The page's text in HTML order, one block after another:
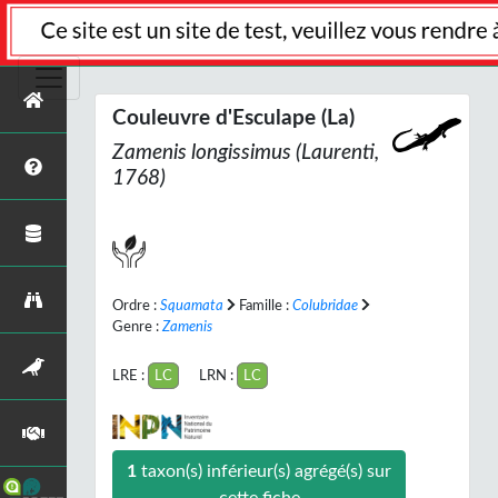
Couleuvre d'Esculape (La)
Zamenis longissimus (Laurenti,
1768)
Ordre : Squamata Famille : Colubridae
Genre : Zamenis
LRE : LC LRN : LC
1taxon(s) inférieur(s) agrégé(s) sur